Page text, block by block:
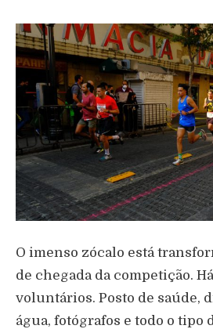
O imenso zócalo está
de chegada da competição.
voluntários. Posto de saúde,
água, fotógrafos e todo o tipo